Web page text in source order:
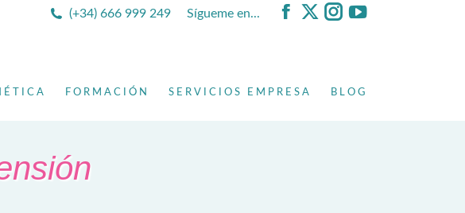
(+34) 666 999 249 Sígueme en...
Facebook
X
Instagram
YouTube
FORMACIÓN SERVICIOS EMPRESA BLOG